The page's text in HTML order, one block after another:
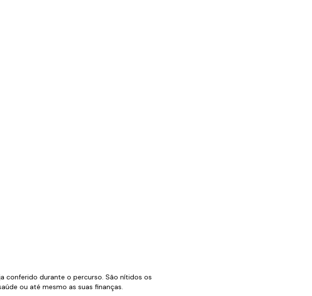
conferido durante o percurso. São nítidos os
ou até mesmo as suas finanças.